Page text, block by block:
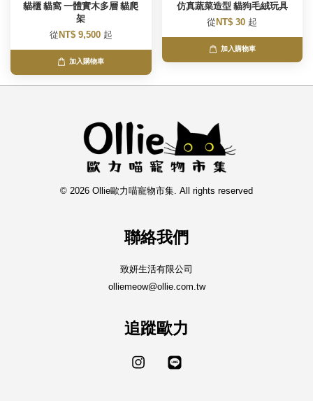
貓櫃 貓窩 一體實木多層 貓爬
架
從 NT$ 9,500 起
加入購物車
仿真蔬菜造型 貓狗毛絨玩具
從 NT$ 30 起
加入購物車
© 2026 Ollie歐力喵寵物市集. All rights reserved
聯絡我們
致妍生活有限公司
olliemeow@ollie.com.tw
追蹤歐力
Instagram